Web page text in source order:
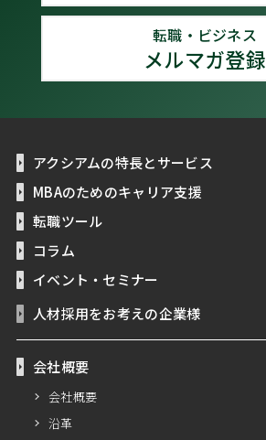
転職・ビジネス
メルマガ登録
アクシアムの特長とサービス
MBAのためのキャリア支援
転職ツール
コラム
イベント・セミナー
人材採用をお考えの企業様
会社概要
会社概要
沿革